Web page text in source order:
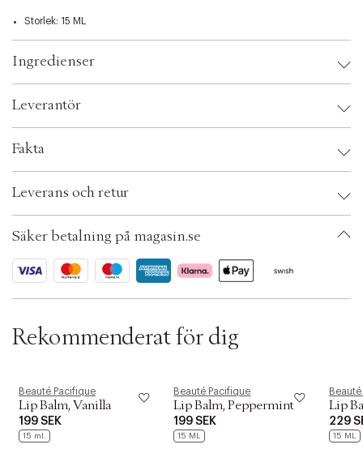
.
l
t
n
Storlek: 15 ML
Ingredienser
Leverantör
Fakta
EAN: 5705676002130
ID: AFFH38-0008
Leverans och retur
Säker betalning på magasin.se
Rekommenderat för dig
Beauté Pacifique
Lip Balm, Vanilla
199 SEK
15 ml.
Beauté Pacifique
Lip Balm, Peppermint
199 SEK
15 ML
Lip
229
15 ML